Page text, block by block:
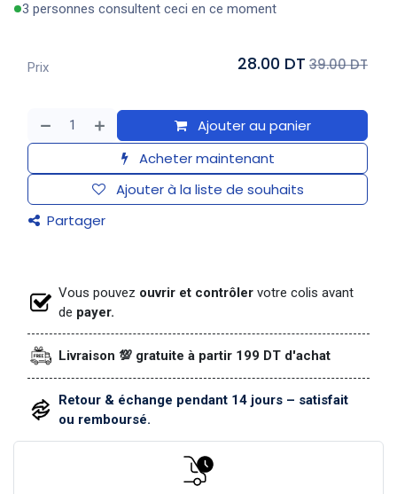
3 personnes consultent ceci en ce moment
Ajouter au panier
Acheter maintenant
Ajouter à la liste de souhaits
Partager
Prix 28.00 DT 39.00 DT
Vous pouvez ouvrir et contrôler votre colis avant
de payer.
Livraison 💯 gratuite à partir 199 DT d'achat
Retour & échange pendant 14 jours – satisfait
ou remboursé.